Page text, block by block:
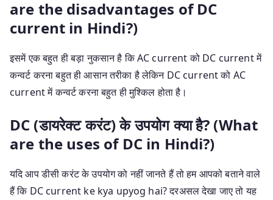
are the disadvantages of DC
current in Hindi?)
इसमें एक बहुत ही बड़ा नुकसान है कि AC current को DC current में
कन्वर्ट करना बहुत ही आसान तरीका है लेकिन DC current को AC
current में कन्वर्ट करना बहुत ही मुश्किल होता है।
DC (डायरेक्ट करंट) के उपयोग क्या है? (What
are the uses of DC in Hindi?)
यदि आप डीसी करंट के उपयोग को नहीं जानते हैं तो हम आपको बताने वाले
हैं कि DC current ke kya upyog hai? दरअसल देखा जाए तो यह